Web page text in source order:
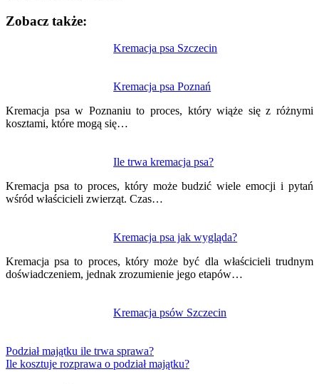
Zobacz także:
Kremacja psa Szczecin
Kremacja psa Poznań
Kremacja psa w Poznaniu to proces, który wiąże się z różnymi
kosztami, które mogą się…
Ile trwa kremacja psa?
Kremacja psa to proces, który może budzić wiele emocji i pytań
wśród właścicieli zwierząt. Czas…
Kremacja psa jak wygląda?
Kremacja psa to proces, który może być dla właścicieli trudnym
doświadczeniem, jednak zrozumienie jego etapów…
Kremacja psów Szczecin
Podział majątku ile trwa sprawa?
Ile kosztuje rozprawa o podział majątku?